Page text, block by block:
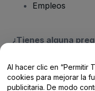
Empleos
¿Tienes alguna
Centro de
Al hacer clic en “Permitir
cookies para mejorar la
publicitaria. De modo